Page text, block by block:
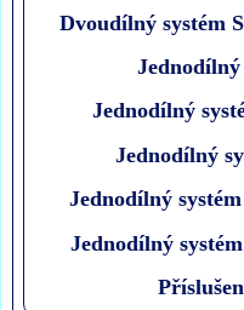
Dvoudílný systém
Jednodílný
Jednodílný
Jednodílný
Jednodílný
Jednodílný